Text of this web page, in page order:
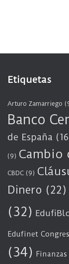
Etiquetas
Arturo Zamarriego
Banco
de España
(9) Cambio
CBDC (9)
Dinero (22)
(32)
Edufinet
(34) Finanzas